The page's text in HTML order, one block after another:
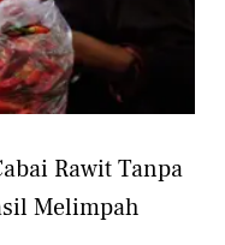
Rawit Tanpa
Melimpah